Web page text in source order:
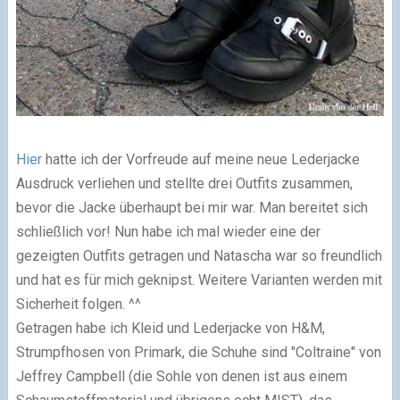
Hierhatte ich der Vorfreude auf meine neue Lederjacke
Ausdruck verliehen und stellte drei Outfits zusammen,
bevor die Jacke überhaupt bei mir war. Man bereitet sich
schließlich vor! Nun habe ich mal wieder eine der
gezeigten Outfits getragen und Natascha war so freundlich
und hat es für mich geknipst. Weitere Varianten werden mit
Sicherheit folgen. ^^
Getragen habe ich Kleid und Lederjacke von H&M,
Strumpfhosen von Primark, die Schuhe sind "Coltraine" von
Jeffrey Campbell (die Sohle von denen ist aus einem